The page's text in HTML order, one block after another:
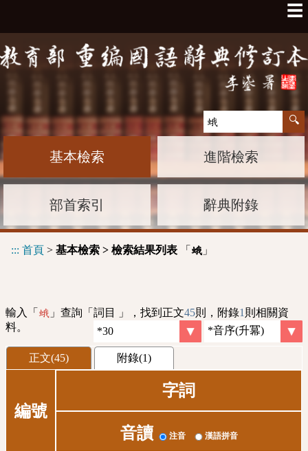
☰
基本檢索 進階檢索
部首索引 辭典附錄
::: 首頁 > 基本檢索 > 檢索結果列表 「 蛾 」
輸入「 蛾 」查詢「詞目 」，找到正文45則，附錄1 則相關資
料。
正文(45) 附錄(1)
編號
字詞
音讀 注音 漢語拼音